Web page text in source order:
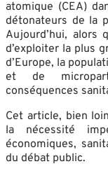
atomique (CEA)
détonateurs de la
Aujourd’hui, alors
d’exploiter la plus
d’Europe, la
et de
conséquences
Cet article, bien
la nécessité
économiques,
du débat public.